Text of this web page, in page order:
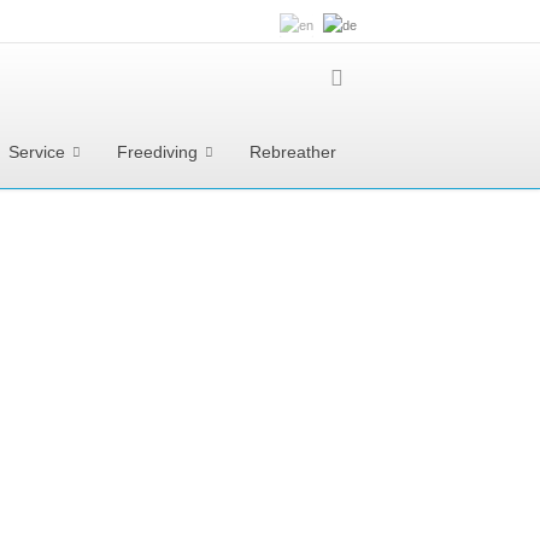
Service Freediving Rebreather